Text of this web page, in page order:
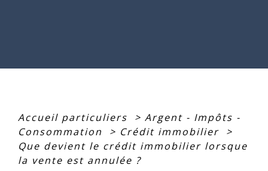
Accueil particuliers > Argent - Impôts -
Consommation
> Crédit immobilier >
Que devient le crédit immobilier lorsque
la vente est annulée ?